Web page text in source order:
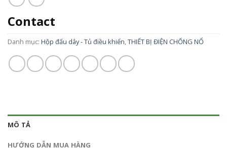
Contact
Danh mục: Hộp đấu dây - Tủ điều khiển,THIẾT BỊ ĐIỆN CHỐNG NỔ
MÔ TẢ
HƯỚNG DẪN MUA HÀNG